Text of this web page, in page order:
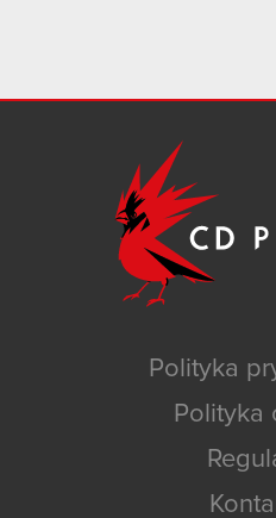
Polityka
Polityka